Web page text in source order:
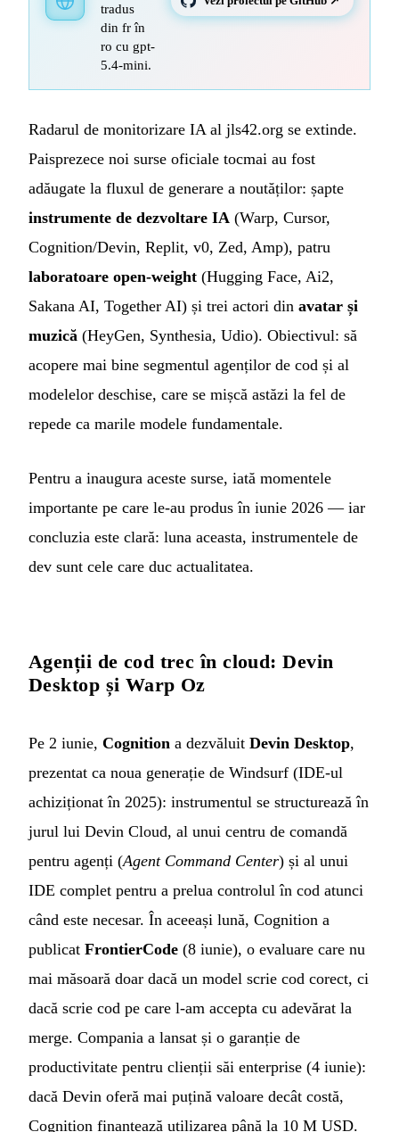
tradus
din fr în
ro cu gpt-
5.4-mini.
Radarul de monitorizare IA al jls42.org se extinde.
Paisprezece noi surse oficiale tocmai au fost
adăugate la fluxul de generare a noutăților: șapte
instrumente de dezvoltare IA (Warp, Cursor,
Cognition/Devin, Replit, v0, Zed, Amp), patru
laboratoare open-weight (Hugging Face, Ai2,
Sakana AI, Together AI) și trei actori din avatar și
muzică (HeyGen, Synthesia, Udio). Obiectivul: să
acopere mai bine segmentul agenților de cod și al
modelelor deschise, care se mișcă astăzi la fel de
repede ca marile modele fundamentale.
Pentru a inaugura aceste surse, iată momentele
importante pe care le-au produs în iunie 2026 — iar
concluzia este clară: luna aceasta, instrumentele de
dev sunt cele care duc actualitatea.
Agenții de cod trec în cloud: Devin
Desktop și Warp Oz
Pe 2 iunie, Cognition a dezvăluit Devin Desktop,
prezentat ca noua generație de Windsurf (IDE-ul
achiziționat în 2025): instrumentul se structurează în
jurul lui Devin Cloud, al unui centru de comandă
pentru agenți (Agent Command Center) și al unui
IDE complet pentru a prelua controlul în cod atunci
când este necesar. În aceeași lună, Cognition a
publicat FrontierCode (8 iunie), o evaluare care nu
mai măsoară doar dacă un model scrie cod corect, ci
dacă scrie cod pe care l-am accepta cu adevărat la
merge. Compania a lansat și o garanție de
productivitate pentru clienții săi enterprise (4 iunie):
dacă Devin oferă mai puțină valoare decât costă,
Cognition finanțează utilizarea până la 10 M USD.